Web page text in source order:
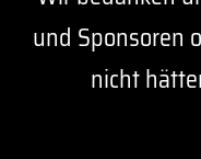
und Sponsoren
nicht